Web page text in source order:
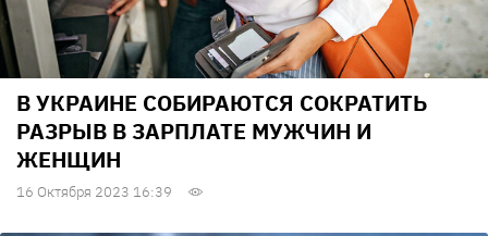
В УКРАИНЕ СОБИРАЮТСЯ СОКРАТИТЬ
РАЗРЫВ В ЗАРПЛАТЕ МУЖЧИН И
ЖЕНЩИН
16 Октября 2023 16:39